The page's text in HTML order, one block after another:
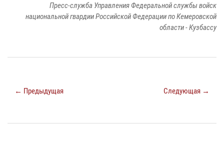
Пресс-служба Управления Федеральной службы войск
национальной гвардии Российской Федерации по Кемеровской
области - Кузбассу
← Предыдущая Следующая →